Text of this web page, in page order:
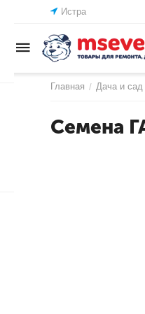
Истра
Главная / Дача и сад
Семена